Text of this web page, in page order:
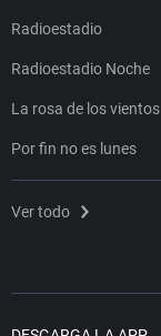
Radioestadio
Radioestadio Noche
La rosa de los vientos
Por fin no es lunes
Ver todo